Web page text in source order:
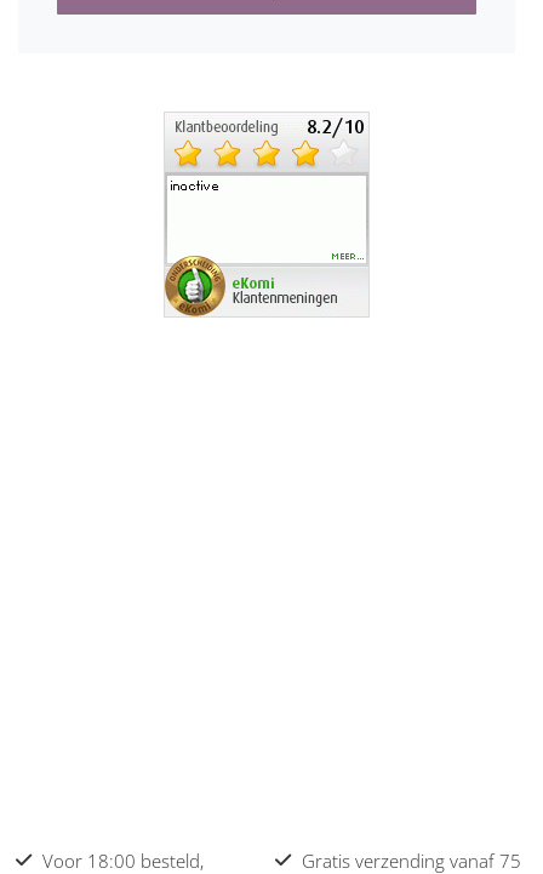
Voor 18:00 besteld,
Gratis verzending vanaf 75